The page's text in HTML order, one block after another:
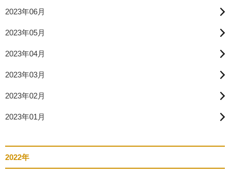
2023年06月
2023年05月
2023年04月
2023年03月
2023年02月
2023年01月
2022年